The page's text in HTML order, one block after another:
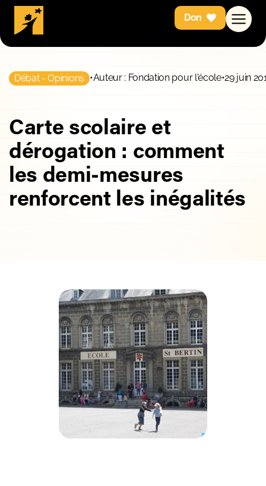
Don
Débat - Opinions •Auteur : Fondation pour l'école•29 juin
Carte scolaire et
dérogation : comment
les demi-mesures
renforcent les inégalités